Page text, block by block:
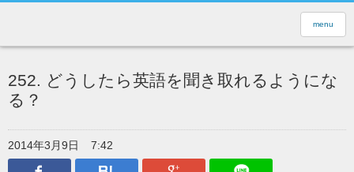
menu
252. どうしたら英語を聞き取れるようにな
る？
2014年3月9日
7:42
Facebook
はてなブックマークGoogle Plus